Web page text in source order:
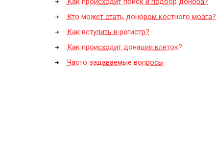
Кто может стать донором костного мозга?
Как вступить в регистр?
Как происходит донация клеток?
Часто задаваемые вопросы